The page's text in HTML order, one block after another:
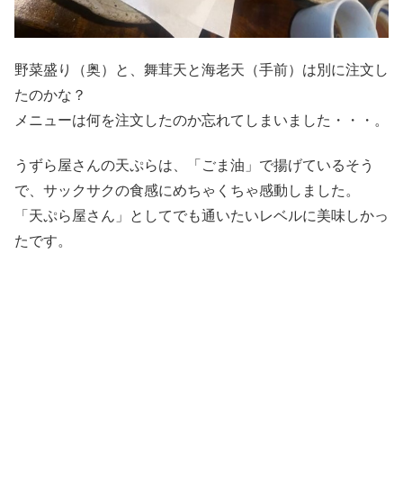
野菜盛り（奥）と、舞茸天と海老天（手前）は別に注文し
たのかな？
メニューは何を注文したのか忘れてしまいました・・・。
うずら屋さんの天ぷらは、「ごま油」で揚げているそう
で、サックサクの食感にめちゃくちゃ感動しました。
「天ぷら屋さん」としてでも通いたいレベルに美味しかっ
たです。